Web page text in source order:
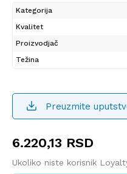
Kategorija
Kvalitet
Proizvodjač
Težina
Preuzmite
6.220,13 RSD
Ukoliko niste korisnik